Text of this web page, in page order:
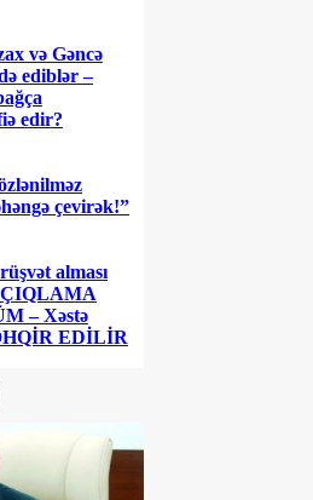
və Gəncə
ediblər –
edir?
çevirək!”
alması
– Xəstə
EDİLİR
yeni